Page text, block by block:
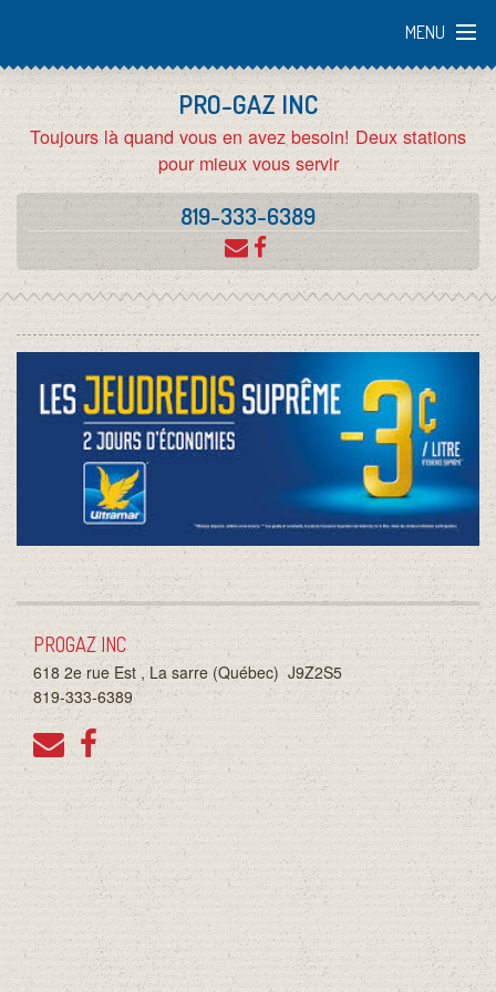
MENU
ACCUEIL
L'ENTREPRISE
EMPLOI
SERGAZ
ULTRAMAR
LOTO QUEBEC
PÊCHE
PROMOTIONS
LES ALIMENTS DE 59E RUE
LES PRODUITS MAISON
PRO-GAZ INC
Toujours là quand vous en avez besoin! Deux stations
pour mieux vous servir
819-333-6389
PROGAZ INC
618 2e rue Est , La sarre (Québec) J9Z2S5
819-333-6389